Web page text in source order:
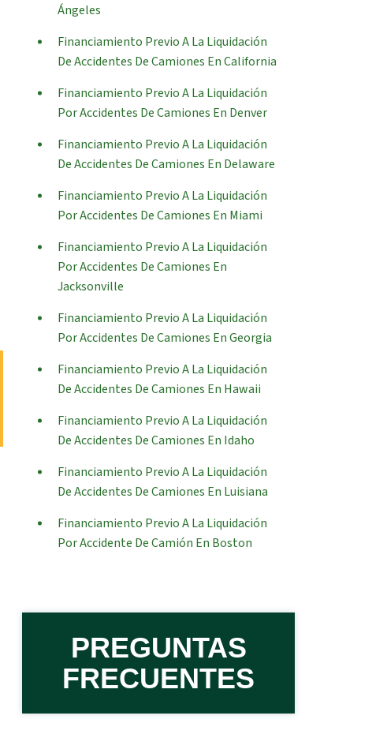
Ángeles
Financiamiento Previo A La Liquidación
De Accidentes De Camiones En California
Financiamiento Previo A La Liquidación
Por Accidentes De Camiones En Denver
Financiamiento Previo A La Liquidación
De Accidentes De Camiones En Delaware
Financiamiento Previo A La Liquidación
Por Accidentes De Camiones En Miami
Financiamiento Previo A La Liquidación
Por Accidentes De Camiones En
Jacksonville
Financiamiento Previo A La Liquidación
Por Accidentes De Camiones En Georgia
Financiamiento Previo A La Liquidación
De Accidentes De Camiones En Hawaii
Financiamiento Previo A La Liquidación
De Accidentes De Camiones En Idaho
Financiamiento Previo A La Liquidación
De Accidentes De Camiones En Luisiana
Financiamiento Previo A La Liquidación
Por Accidente De Camión En Boston
PREGUNTAS
FRECUENTES